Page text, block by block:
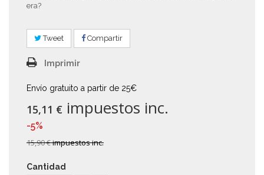
era?
Tweet Compartir
Imprimir
Envío gratuito a partir de 25€
15,11 € impuestos inc.
-5%
15,90 €impuestos inc.
Cantidad